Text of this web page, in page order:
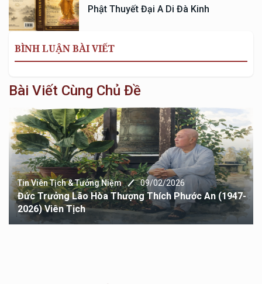
Phật Thuyết Đại A Di Đà Kinh
BÌNH LUẬN BÀI VIẾT
Bài Viết Cùng Chủ Đề
Tin Viên Tịch & Tưởng Niệm 09/02/2026
Đức Trưởng Lão Hòa Thượng Thích Phước An (1947-
2026) Viên Tịch